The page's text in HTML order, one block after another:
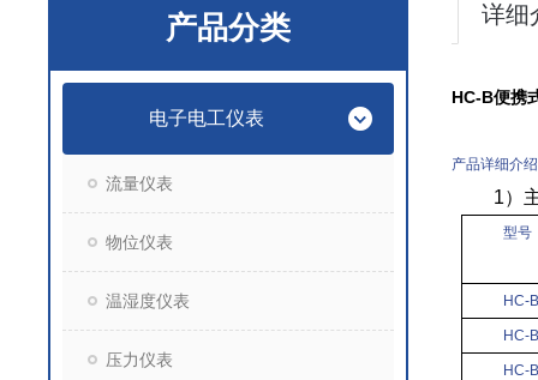
产品分类
电子电工仪表
流量仪表
物位仪表
温湿度仪表
压力仪表
详细
HC-B便携
产品详细介绍
1）
型号
HC-
HC-
HC-